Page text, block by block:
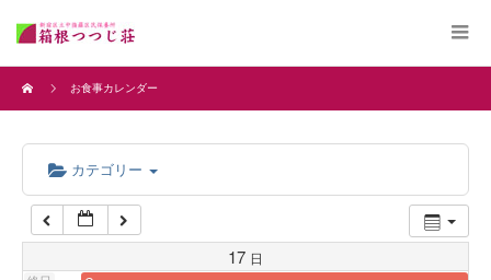
お食事カレンダー
カテゴリー
17 日
4:00 AM
6:00 AM
7:00 AM